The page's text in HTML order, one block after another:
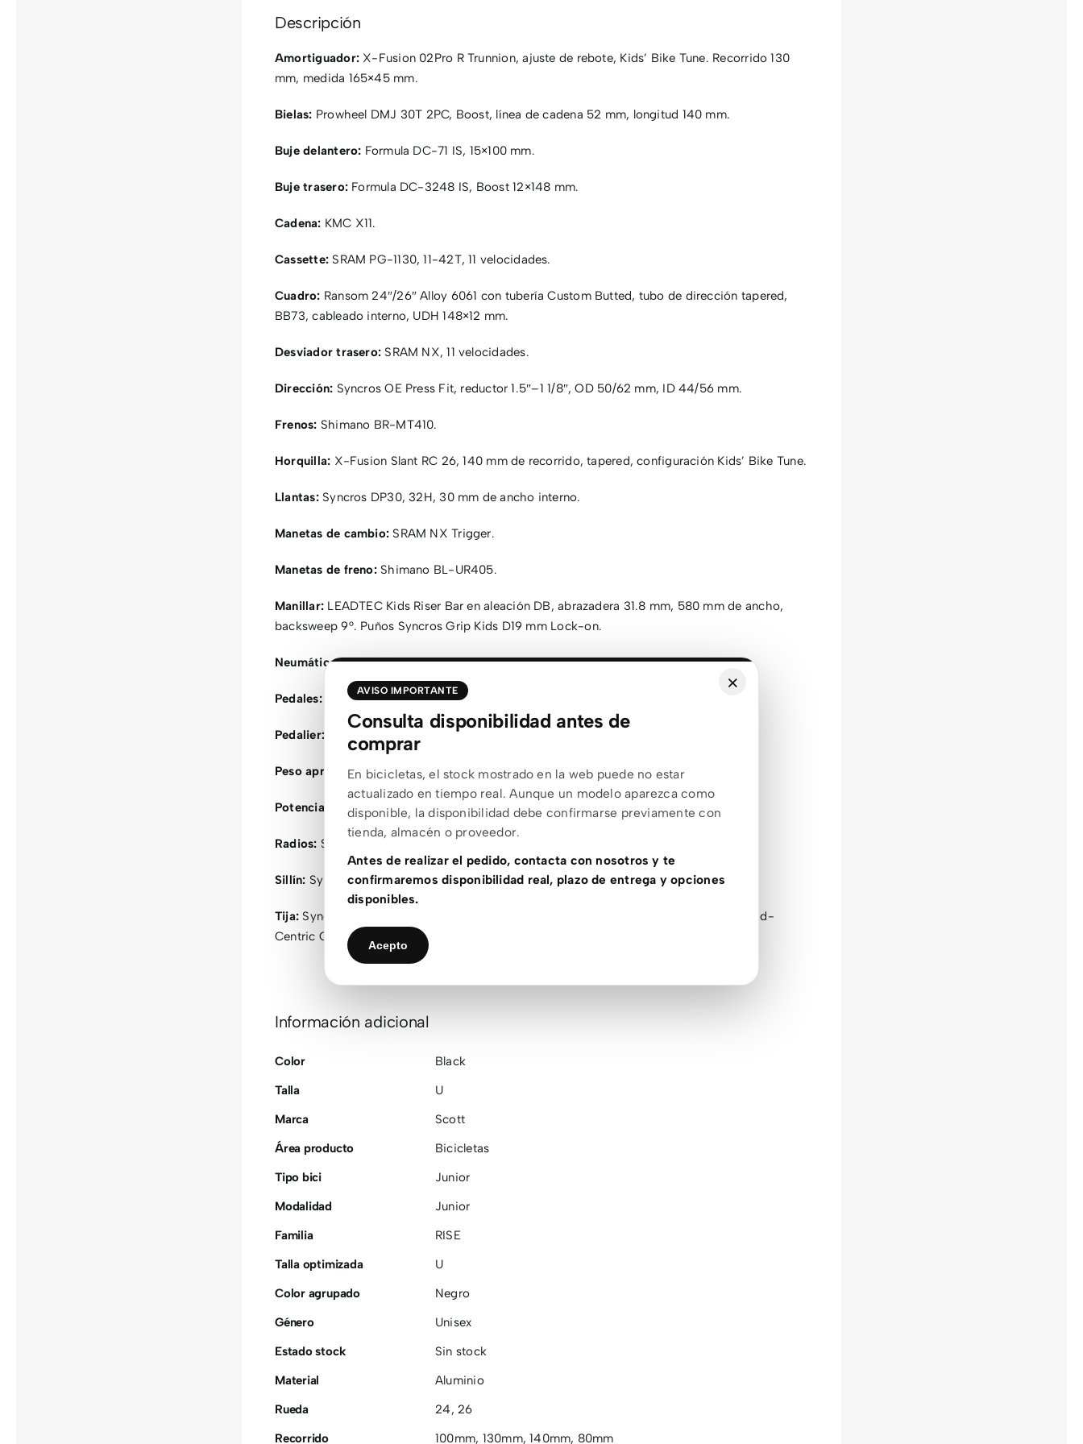
Descripción
Amortiguador:X-Fusion 02Pro R Trunnion, ajuste de rebote, Kids’ Bike Tune. Recorrido 130
mm, medida 165×45 mm.
Bielas: Prowheel DMJ 30T 2PC, Boost, línea de cadena 52 mm, longitud 140 mm.
Buje delantero: Formula DC-71 IS, 15×100 mm.
Buje trasero:Formula DC-3248 IS, Boost 12×148 mm.
Cadena: KMC X11.
Cassette: SRAM PG-1130, 11-42T, 11 velocidades.
Cuadro: Ransom 24″/26″ Alloy 6061 con tubería Custom Butted, tubo de dirección tapered,
BB73, cableado interno, UDH 148×12 mm.
Desviador trasero: SRAM NX, 11 velocidades.
Dirección: Syncros OE Press Fit, reductor 1.5″–1 1/8″, OD 50/62 mm, ID 44/56 mm.
Frenos: Shimano BR-MT410.
Horquilla: X-Fusion Slant RC 26, 140 mm de recorrido, tapered, configuración Kids’ Bike Tune.
Llantas:Syncros DP30, 32H, 30 mm de ancho interno.
Manetas de cambio: SRAM NX Trigger.
Manetas de freno:Shimano BL-UR405.
Manillar: LEADTEC Kids Riser Bar en aleación DB, abrazadera 31.8 mm, 580 mm de ancho,
backsweep 9°. Puños Syncros Grip Kids D19 mm Lock-on.
Neumático:Kenda Hellkat K1201, 60TPI, plegable, 26×2.4.
Pedales:Feimin FP-803.
Pedalier:
Peso aproximado:13,6 kg.
Potencia: LEADTEC, 40 mm, +/-7°, abrazadera 31.8 mm.
Radios: Stainless Black 15G, 1.8 mm.
Sillín: Syncros Future Pro.
Tija: Syncros Dropper Duncan Remote, 31.6 mm, 80 mm de recorrido, configuración Kid-
Centric Custom Tune.
Información adicional
Color
Black
Talla
U
Marca
Scott
Área producto
Bicicletas
Tipo bici
Junior
Modalidad
Junior
Familia
RISE
Talla optimizada
U
Color agrupado
Negro
Género
Unisex
Estado stock
Sin stock
Material
Aluminio
Rueda
24, 26
Recorrido
100mm, 130mm,140mm, 80mm
×
AVISO IMPORTANTE
Consulta disponibilidad antes de
comprar
En bicicletas, el stock mostrado en la web puede no estar
actualizado en tiempo real. Aunque un modelo aparezca como
disponible, la disponibilidad debe confirmarse previamente con
tienda, almacén o proveedor.
Antes de realizar el pedido, contacta con nosotros y te
confirmaremos disponibilidad real, plazo de entrega y opciones
disponibles.
Acepto